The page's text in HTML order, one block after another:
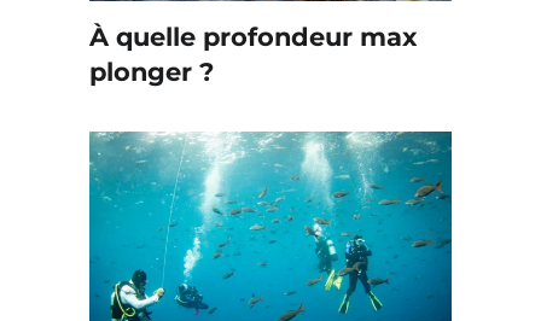
À quelle profondeur max
plonger ?